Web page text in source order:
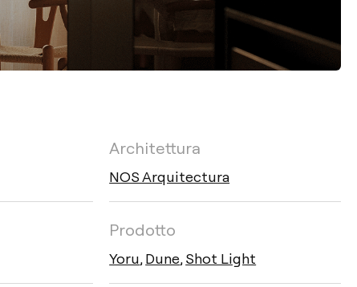
Architettura
NOS Arquitectura
Prodotto
Yoru,Dune,Shot Light